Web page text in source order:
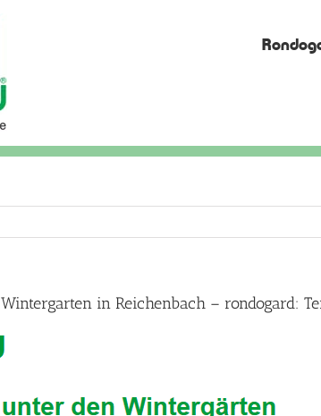
Wintergarten in Reichenbach – rondogard: